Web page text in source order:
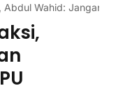
Abdul Wahid: Jangan